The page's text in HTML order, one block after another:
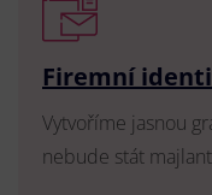
Firemní
Vytvoříme jasnou
nebude stát